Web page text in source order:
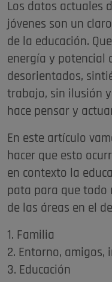
Los datos actuales
jóvenes son un
de la educación.
energía y potencial
desorientados,
trabajo, sin ilusión
hace pensar y
En este artículo
hacer que esto
en contexto la
pata para que todo
de las áreas en el
1. Familia
2. Entorno, amigos,
3. Educación